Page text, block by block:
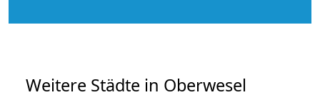
Weitere Städte in Oberwesel